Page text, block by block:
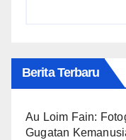
Berita Terbaru
Au Loim Fain:
Gugatan